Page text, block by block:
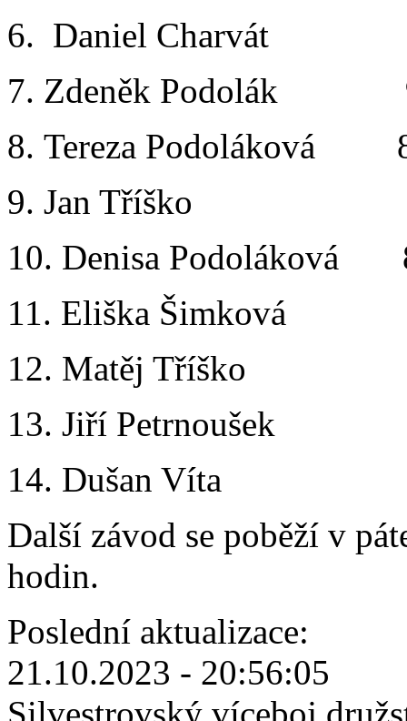
6. Daniel
7. Zdeněk
8. Tereza
9. Jan Tříško
10. Denisa
11. Eliška
12. Matěj Tříško
13. Jiří Petrnoušek
14. Dušan Víta
Další závod se poběží v
hodin.
Poslední aktualizace:
21.10.2023 - 20:56:05
Silvestrovský víceboj